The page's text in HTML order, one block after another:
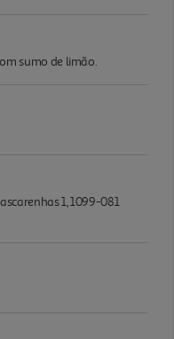
sumo de limão.
1, 1099-081